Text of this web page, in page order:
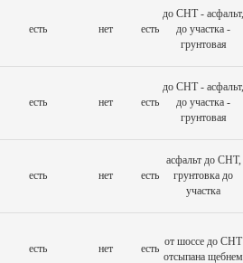
есть нет есть
до СНТ - асфальт,
до участка -
грунтовая
есть нет есть
до СНТ - асфальт,
до участка -
грунтовая
есть нет есть
асфальт до СНТ,
грунтовка до
участка
есть нет есть
от шоссе до СНТ
отсыпана щебнем